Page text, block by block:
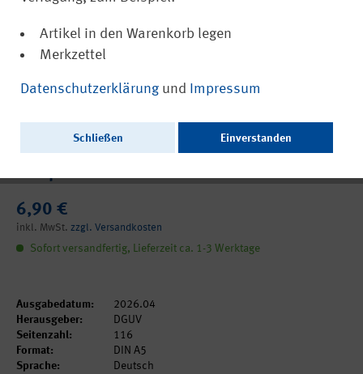
DGUV Information 203-070
ortsveränderlicher elektrischer
Betriebsmittel - Fachwissen für
6,90 €
inkl. MwSt. zzgl. Versandkosten
Sofort versandfertig, Lieferzeit ca. 1-3 Werktage
Ausgabedatum:
2026.04
Herausgeber:
DGUV
Seitenzahl:
116
Format:
DIN A5
Sprache:
Deutsch
Artikel in den Warenkorb legen
Merkzettel
Datenschutzerklärung und Impressum
Schließen Einverstanden